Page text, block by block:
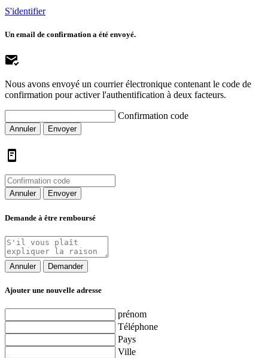
S'identifier
Un email de confirmation a été envoyé.
Nous avons envoyé un courrier électronique contenant le code de
confirmation pour activer l'authentification à deux facteurs.
Confirmation code
Annuler Envoyer
Annuler Envoyer
Demande à être remboursé
Annuler Demander
Ajouter une nouvelle adresse
prénom
Téléphone
Pays
Ville